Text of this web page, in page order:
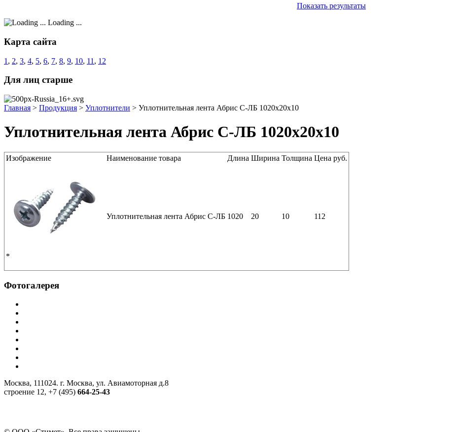
Показать результаты
Loading ...
Карта сайта
1 , 2, 3, 4, 5, 6, 7, 8, 9, 10, 11 , 12
Для лиц старше
Главная > Продукция > Уплотнители > Уплотнительная лента Абрис С-ЛБ 1020x20x10
Уплотнительная лента Абрис С-ЛБ 1020x20x10
Изображение Наименование товара Длина Ширина Толщина Цена руб.
*
Уплотнительная лента Абрис С-ЛБ 1020 20 10 112
Фотогалерея
Москва, 111024. г. Москва, ул. Авиамоторная д.8
строение 12, +7 (495) 664-25-43